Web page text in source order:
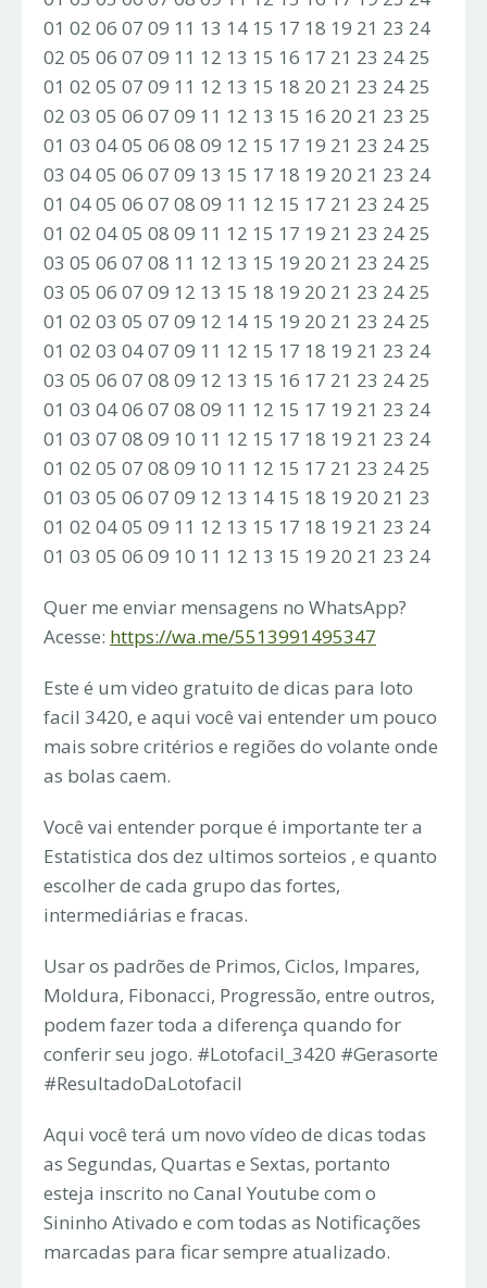
01 02 06 07 09 11 13 14 15 17 18 19 21 23 24
02 05 06 07 09 11 12 13 15 16 17 21 23 24 25
01 02 05 07 09 11 12 13 15 18 20 21 23 24 25
02 03 05 06 07 09 11 12 13 15 16 20 21 23 25
01 03 04 05 06 08 09 12 15 17 19 21 23 24 25
03 04 05 06 07 09 13 15 17 18 19 20 21 23 24
01 04 05 06 07 08 09 11 12 15 17 21 23 24 25
01 02 04 05 08 09 11 12 15 17 19 21 23 24 25
03 05 06 07 08 11 12 13 15 19 20 21 23 24 25
03 05 06 07 09 12 13 15 18 19 20 21 23 24 25
01 02 03 05 07 09 12 14 15 19 20 21 23 24 25
01 02 03 04 07 09 11 12 15 17 18 19 21 23 24
03 05 06 07 08 09 12 13 15 16 17 21 23 24 25
01 03 04 06 07 08 09 11 12 15 17 19 21 23 24
01 03 07 08 09 10 11 12 15 17 18 19 21 23 24
01 02 05 07 08 09 10 11 12 15 17 21 23 24 25
01 03 05 06 07 09 12 13 14 15 18 19 20 21 23
01 02 04 05 09 11 12 13 15 17 18 19 21 23 24
01 03 05 06 09 10 11 12 13 15 19 20 21 23 24
Quer me enviar mensagens no WhatsApp?
Acesse: https://wa.me/5513991495347
Este é um video gratuito de dicas para loto
facil 3420, e aqui você vai entender um pouco
mais sobre critérios e regiões do volante onde
as bolas caem.
Você vai entender porque é importante ter a
Estatistica dos dez ultimos sorteios , e quanto
escolher de cada grupo das fortes,
intermediárias e fracas.
Usar os padrões de Primos, Ciclos, Impares,
Moldura, Fibonacci, Progressão, entre outros,
podem fazer toda a diferença quando for
conferir seu jogo. #Lotofacil_3420 #Gerasorte
#ResultadoDaLotofacil
Aqui você terá um novo vídeo de dicas todas
as Segundas, Quartas e Sextas, portanto
esteja inscrito no Canal Youtube com o
Sininho Ativado e com todas as Notificações
marcadas para ficar sempre atualizado.